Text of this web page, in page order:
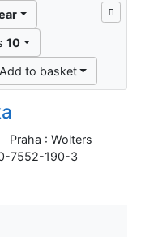
10
Add to basket
Praha : Wolters
7552-190-3